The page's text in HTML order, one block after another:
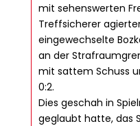
mit sehenswerten
Treffsicherer
eingewechselte
an der
mit sattem Schuss
0:2.
Dies geschah in
geglaubt hatte, das